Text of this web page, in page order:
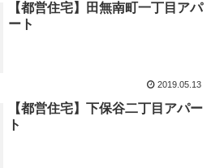
【都営住宅】田無南町一丁目アパ
ート
2019.05.13
【都営住宅】下保谷二丁目アパー
ト